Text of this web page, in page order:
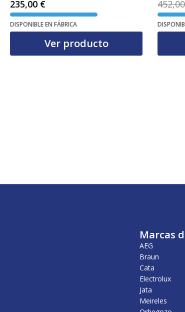
235,00 €
DISPONIBLE EN FÁBRICA
Ver producto
Marcas
AEG
Braun
Cata
Electrolux
Jata
Meireles